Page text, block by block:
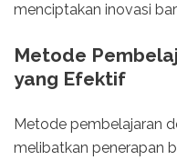
menciptakan inovasi
Metode
yang Efektif
Metode pembelajaran
melibatkan penerapan